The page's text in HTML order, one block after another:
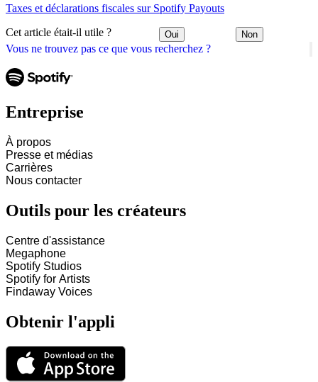
Vous ne trouvez pas ce que vous recherchez ?
Taxes et déclarations fiscales sur Spotify Payouts
Cet article était-il utile ? Oui Non
Entreprise
À propos
Presse et médias
Carrières
Nous contacter
Outils pour les créateurs
Centre d'assistance
Megaphone
Spotify Studios
Spotify for Artists
Findaway Voices
Obtenir l'appli